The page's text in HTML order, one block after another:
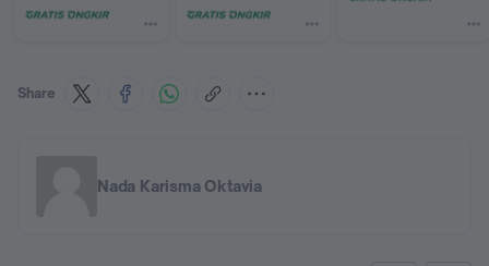
Share
Nada Karisma Oktavia